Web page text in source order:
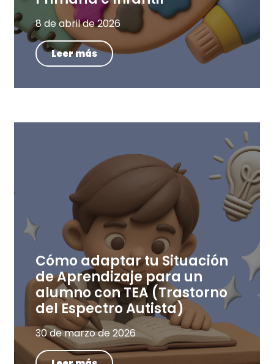
8 de abril de 2026
Leer más
Cómo adaptar tu Situación
de Aprendizaje para un
alumno con TEA (Trastorno
del Espectro Autista)
30 de marzo de 2026